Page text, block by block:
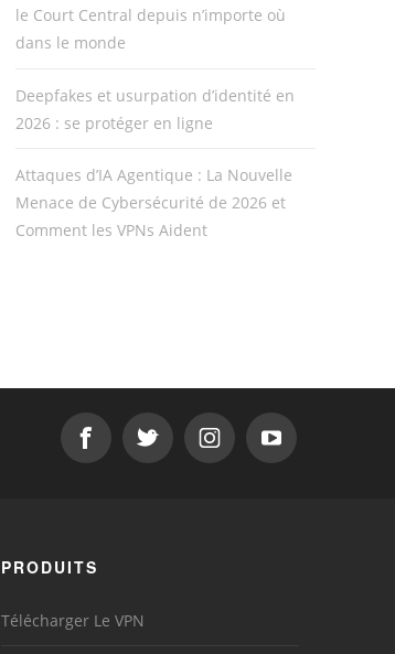
le Court Central depuis n’importe où
dans le monde
Deepfakes et usurpation d’identité en
2026 : se protéger en ligne
Attaques d’IA Agentique : La Nouvelle
Menace de Cybersécurité de 2026 et
Comment les VPNs Aident
PRODUITS
Télécharger Le VPN